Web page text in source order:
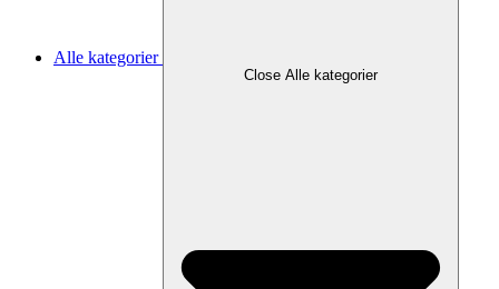
Alle kategorier
Close Alle kategorier